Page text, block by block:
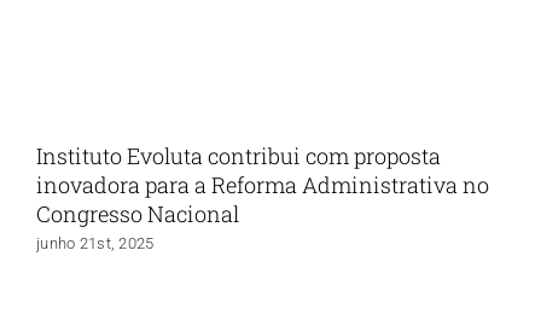
Instituto Evoluta contribui com proposta
inovadora para a Reforma Administrativa no
Congresso Nacional
junho 21st, 2025